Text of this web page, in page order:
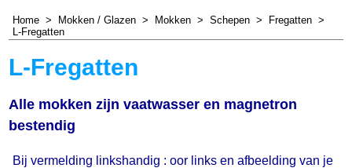
Home > Mokken / Glazen > Mokken > Schepen > Fregatten >
L-Fregatten
L-Fregatten
Alle mokken zijn vaatwasser en magnetron
bestendig
Bij vermelding linkshandig : oor links en afbeelding van je